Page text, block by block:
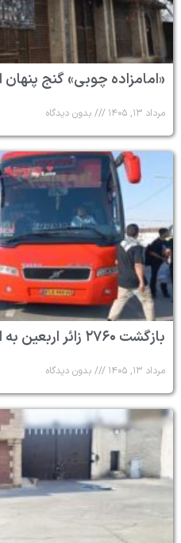
«امامزاده چوبی» گنج پنهان
مرداد ۱۳, ۱۴۰۵ بدون دیدگاه
بازگشت ۲۷۶۰ زائر اربعین به استان البرز
مرداد ۱۳, ۱۴۰۵ بدون دیدگاه